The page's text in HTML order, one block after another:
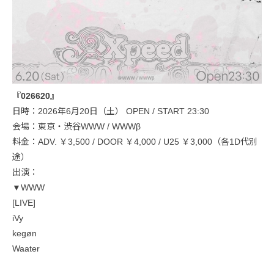
『026620』
日時：2026年6月20日（土） OPEN / START 23:30
会場：東京・渋谷WWW / WWWβ
料金：ADV. ￥3,500 / DOOR ￥4,000 / U25 ￥3,000（各1D代別
途）
出演：
▼WWW
[LIVE]
iVy
kegøn
Waater